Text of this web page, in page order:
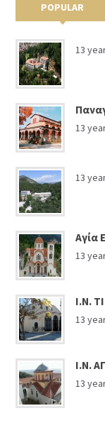
POPULAR
13
13
13
Αγία
13
Ι.Ν.
13
Ι.Ν.
13